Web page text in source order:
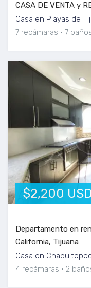
CASA DE VENTA y
Casa en Playas de
7 recámaras
7
$2,200 USD
Departamento en
California, Tijuana
Casa en
4 recámaras
2